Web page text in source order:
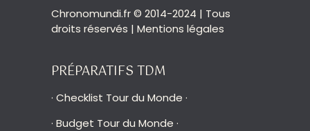
Chronomundi.fr © 2014-2024 | Tous
droits réservés | Mentions légales
PRÉPARATIFS TDM
· Checklist Tour du Monde ·
· Budget Tour du Monde ·